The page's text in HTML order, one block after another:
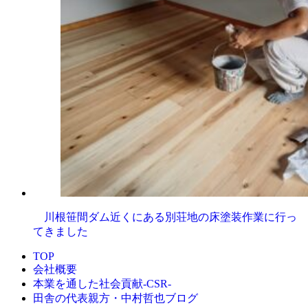
川根笹間ダム近くにある別荘地の床塗装作業に行っ
てきました
TOP
会社概要
本業を通した社会貢献-CSR-
田舎の代表親方・中村哲也ブログ